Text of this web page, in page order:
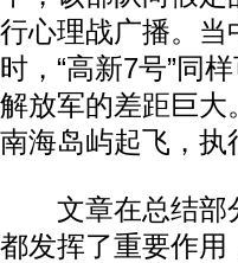
行心理战广播。当
时，“高新7号”同
解放军的差距巨大
南海岛屿起飞，执
文章在总结部分
都发挥了重要作用